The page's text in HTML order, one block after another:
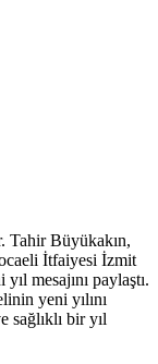
Tahir Büyükakın,
İtfaiyesi İzmit
mesajını paylaştı.
yeni yılını
sağlıklı bir yıl